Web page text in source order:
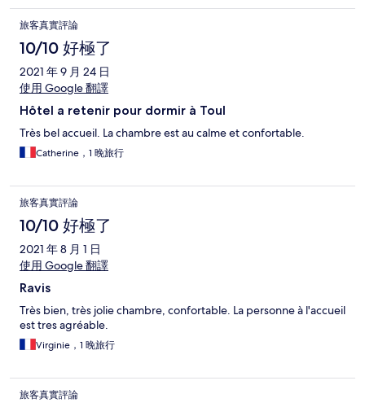
旅客真實評論
10/10 好極了
2021 年 9 月 24 日
使用 Google 翻譯
Hôtel a retenir pour dormir à Toul
Très bel accueil. La chambre est au calme et confortable.
Catherine，1 晚旅行
旅客真實評論
10/10 好極了
2021 年 8 月 1 日
使用 Google 翻譯
Ravis
Très bien, très jolie chambre, confortable. La personne à l'accueil
est tres agréable.
Virginie，1 晚旅行
旅客真實評論